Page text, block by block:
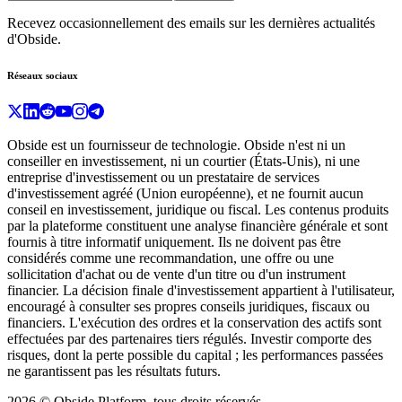
Recevez occasionnellement des emails sur les dernières actualités
d'Obside.
Réseaux sociaux
Obside est un fournisseur de technologie. Obside n'est ni un
conseiller en investissement, ni un courtier (États-Unis), ni une
entreprise d'investissement ou un prestataire de services
d'investissement agréé (Union européenne), et ne fournit aucun
conseil en investissement, juridique ou fiscal. Les contenus produits
par la plateforme constituent une analyse financière générale et sont
fournis à titre informatif uniquement. Ils ne doivent pas être
considérés comme une recommandation, une offre ou une
sollicitation d'achat ou de vente d'un titre ou d'un instrument
financier. La décision finale d'investissement appartient à l'utilisateur,
encouragé à consulter ses propres conseils juridiques, fiscaux ou
financiers. L'exécution des ordres et la conservation des actifs sont
effectuées par des partenaires tiers régulés. Investir comporte des
risques, dont la perte possible du capital ; les performances passées
ne garantissent pas les résultats futurs.